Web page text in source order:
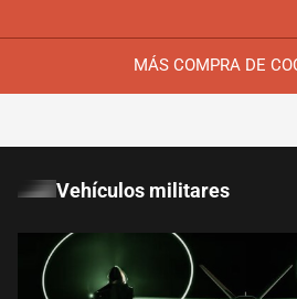
MÁS COMPRA DE
Vehículos militares